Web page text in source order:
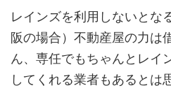
レインズを利用しないとな
阪の場合）不動産屋の力は
ん、専任でもちゃんとレイ
してくれる業者もあるとは